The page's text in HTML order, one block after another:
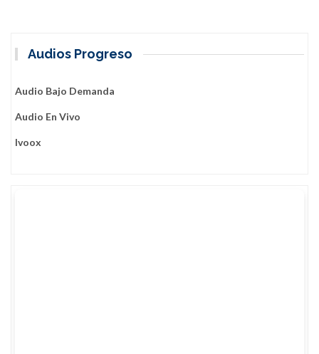
Audios Progreso
Audio Bajo Demanda
Audio En Vivo
Ivoox